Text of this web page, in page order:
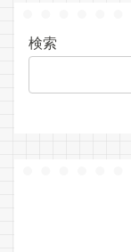
検索